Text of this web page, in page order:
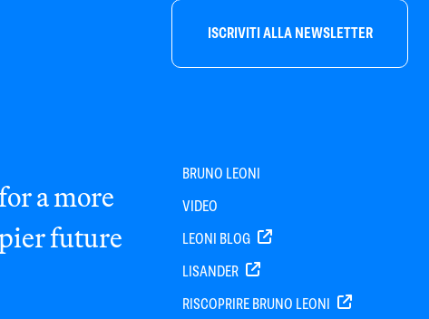
ISCRIVITI ALLA NEWSLETTER
a more
future
BRUNO LEONI
VIDEO
LEONI BLOG
LISANDER
RISCOPRIRE BRUNO LEONI